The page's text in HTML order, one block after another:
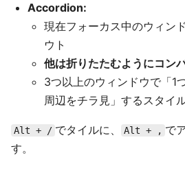
Accordion:
現在フォーカス中のウィン
ウト
他は折りたたむようにコン
3つ以上のウィンドウで「1
周辺をチラ見」するスタイ
Alt + / でタイルに、 Alt + , で
す。